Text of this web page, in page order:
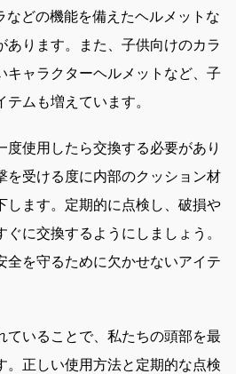
などの機能を備えたヘルメットな
あります。また、子供向けのカラ
キャラクターヘルメットなど、子
ムも増えています。
度使用したら交換する必要があり
を受ける度に内部のクッション材
します。定期的に点検し、破損や
に交換するようにしましょう。
全を守るために欠かせないアイテ
ていることで、私たちの頭部を最
。正しい使用方法と定期的な点検